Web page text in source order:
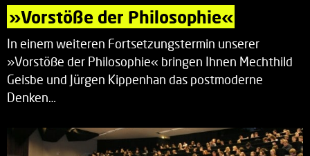
»Vorstöße der Philosophie«
In einem weiteren Fortsetzungstermin unserer
»Vorstöße der Philosophie« bringen Ihnen Mechthild
Geisbe und Jürgen Kippenhan das postmoderne
Denken…